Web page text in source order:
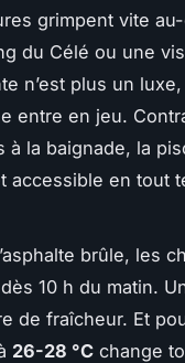
grimpent vite
du Célé ou une
n’est plus un
entre en jeu.
la baignade, la
accessible en tout
brûle, les
10 h du matin.
de fraîcheur. Et
26-28 °C change